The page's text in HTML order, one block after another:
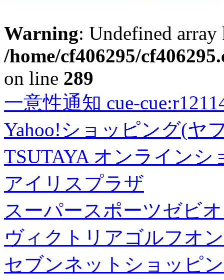
Warning: Undefined
/home/cf406295/
on line 289
一意性通知 cue-
Yahoo!ショッピング(ヤ
TSUTAYA オンラインシ
アイリスプラザ
スーパースポーツゼビ
ヴィクトリアゴルフオ
セブンネットショッピ